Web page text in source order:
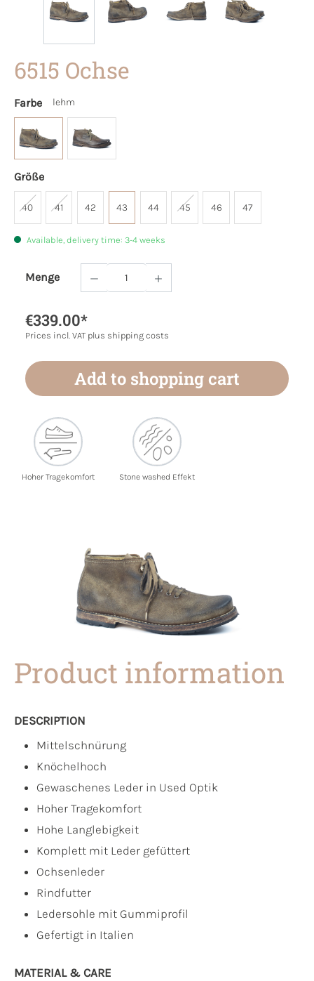
6515 Ochse
Farbe lehm
Größe
40 41 42 43 44 45 46 47
Available, delivery time: 3-4 weeks
Menge
Product Quantity: Enter the desired
€339.00*
Prices incl. VAT plus shipping costs
Add to shopping cart
Hoher Tragekomfort Stone washed Effekt
Product information
DESCRIPTION
Mittelschnürung
Knöchelhoch
Gewaschenes Leder in Used Optik
Hoher Tragekomfort
Hohe Langlebigkeit
Komplett mit Leder gefüttert
Ochsenleder
Rindfutter
Ledersohle mit Gummiprofil
Gefertigt in Italien
MATERIAL & CARE